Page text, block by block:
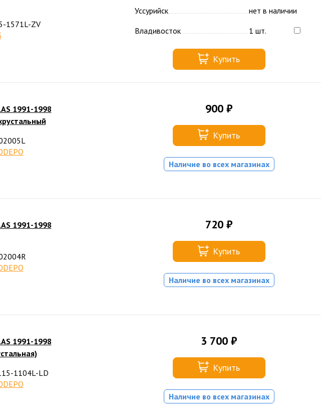
1571L-ZV
Уссурийск
нет в наличии
Владивосток
1 шт.
Купить
1991-1998
900 ₽
Купить
Наличие во всех магазинах
1991-1998
720 ₽
Купить
Наличие во всех магазинах
1991-1998
1104L-LD
3 700 ₽
Купить
Наличие во всех магазинах